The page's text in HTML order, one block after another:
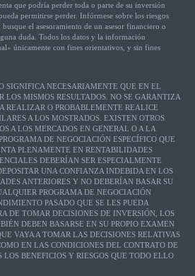
que podría perder toda o parte de su inversión
permitirse perder. Infórmese sobre los riesgos
el asesoramiento de un asesor financiero o
duda. Todos los datos y la información
únicamente con fines orientativos, y sin fines
SIGNIFICA NECESARIAMENTE QUE EN EL
LOS MISMOS RESULTADOS. NO SE GARANTIZA
REALIZAR O PROBABLEMENTE REALICE
A LOS MOSTRADOS. EXISTEN OTROS
A LOS MERCADOS EN GENERAL O A LA
DE NEGOCIACIÓN ESPECÍFICO QUE
PLENAMENTE EN RENTABILIDADES
DEBERÍAN SER ESPECIALMENTE
UNA CONFIANZA INDEBIDA EN LOS
ANTERIORES Y NO DEBERÍAN BASAR SU
PROGRAMA DE NEGOCIACIÓN
PASADO QUE SE LES PUEDA
DE TOMAR DECISIONES DE INVERSIÓN, LOS
DEBEN BASARSE EN SU PROPIO EXAMEN
VAYA A TOMAR LAS DECISIONES RELATIVAS
EN LAS CONDICIONES DEL CONTRATO DE
BENEFICIOS Y RIESGOS QUE TODO ELLO